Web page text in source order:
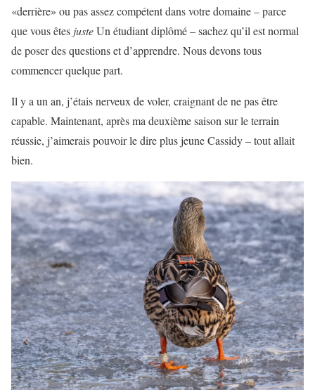
«derrière» ou pas assez compétent dans votre domaine – parce
que vous êtes justeUn étudiant diplômé – sachez qu’il est normal
de poser des questions et d’apprendre. Nous devons tous
commencer quelque part.
Il y a un an, j’étais nerveux de voler, craignant de ne pas être
capable. Maintenant, après ma deuxième saison sur le terrain
réussie, j’aimerais pouvoir le dire plus jeune Cassidy – tout allait
bien.